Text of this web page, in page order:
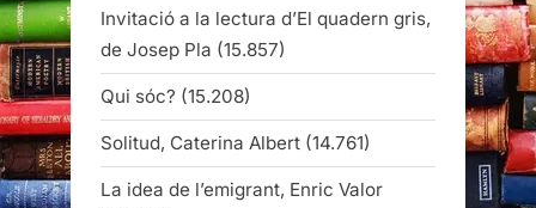
Invitació a la lectura d’El quadern gris,
de Josep Pla (15.857)
Qui sóc? (15.208)
Solitud, Caterina Albert (14.761)
La idea de l’emigrant, Enric Valor